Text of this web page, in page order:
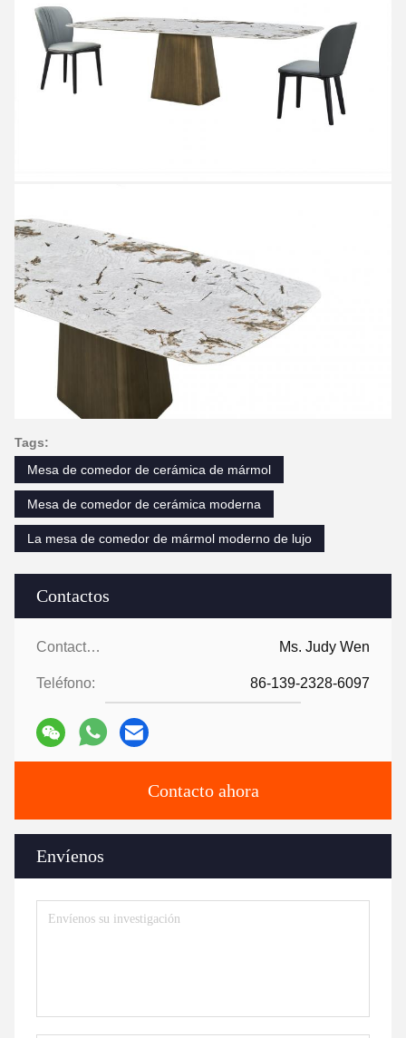
Contactos
Contactos: Ms. Judy Wen
Teléfono: 86-139-2328-6097
Contacto ahora
Envíenos
Tags:
Mesa de comedor de cerámica de mármol
Mesa de comedor de cerámica moderna
La mesa de comedor de mármol moderno de lujo